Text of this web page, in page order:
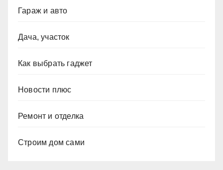
Гараж и авто
Дача, участок
Как выбрать гаджет
Новости плюс
Ремонт и отделка
Строим дом сами